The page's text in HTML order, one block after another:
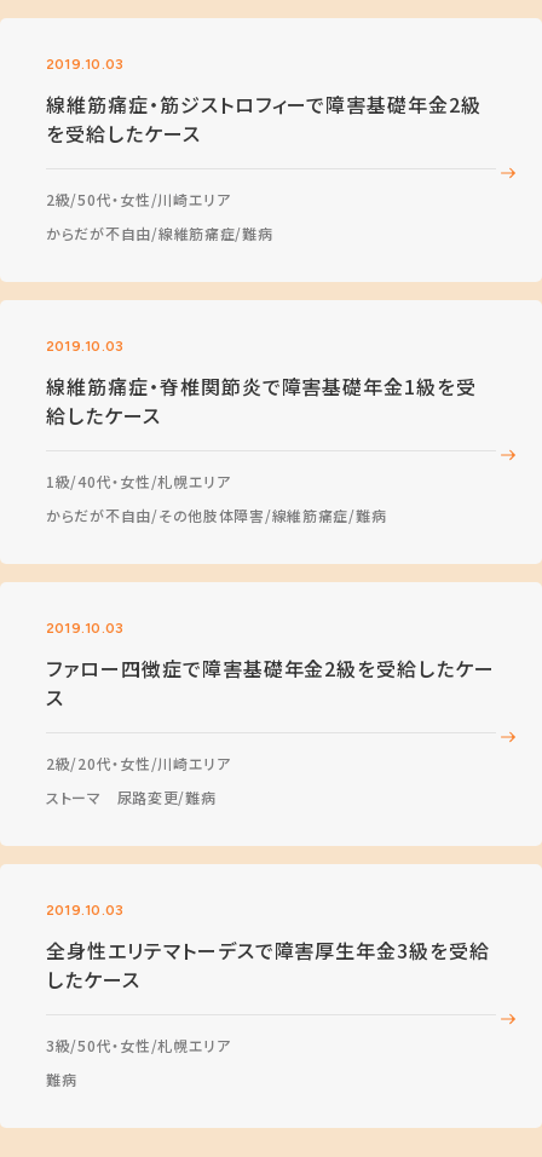
2019.10.03
線維筋痛症・筋ジストロフィーで障害基礎年金2級
を受給したケース
2級 50代・女性 川崎エリア
からだが不自由 線維筋痛症 難病
2019.10.03
線維筋痛症・脊椎関節炎で障害基礎年金1級を受
給したケース
1級 40代・女性 札幌エリア
からだが不自由 その他肢体障害 線維筋痛症 難病
2019.10.03
ファロー四徴症で障害基礎年金2級を受給したケー
ス
2級 20代・女性 川崎エリア
ストーマ 尿路変更 難病
2019.10.03
全身性エリテマトーデスで障害厚生年金3級を受給
したケース
3級 50代・女性 札幌エリア
難病